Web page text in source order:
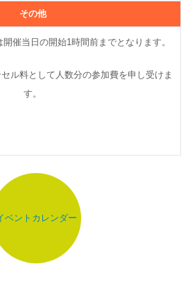
その他
催当日の開始1時間前までとなります。
ル料として人数分の参加費を申し受けま
す。
ベントカレンダー